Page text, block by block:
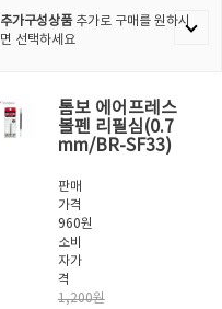
추가구성상품추가로 구매를 원하시
면 선택하세요
톰보 에어프레스
볼펜 리필심(0.7
mm/BR-SF33)
판매
가격
960원
소비
자가
격
1,200원